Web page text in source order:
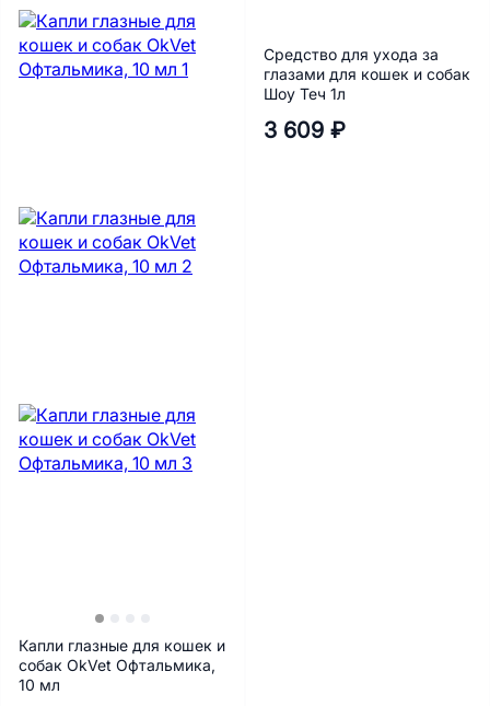
Капли глазные для кошек и
собак OkVet Офтальмика,
10 мл
Средство для ухода за
глазами для кошек и собак
Шоу Теч 1л
3 609 ₽